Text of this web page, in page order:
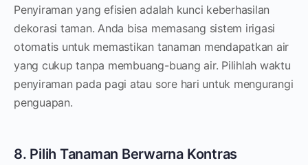
Penyiraman yang efisien adalah kunci keberhasilan
dekorasi taman. Anda bisa memasang sistem irigasi
otomatis untuk memastikan tanaman mendapatkan air
yang cukup tanpa membuang-buang air. Pilihlah waktu
penyiraman pada pagi atau sore hari untuk mengurangi
penguapan.
8. Pilih Tanaman Berwarna Kontras